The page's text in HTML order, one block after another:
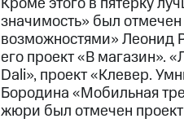
значимость» был
возможностями» Леонид
его проект «В магазин».
Dali», проект «Клевер.
Бородина «Мобильная
жюри был отмечен